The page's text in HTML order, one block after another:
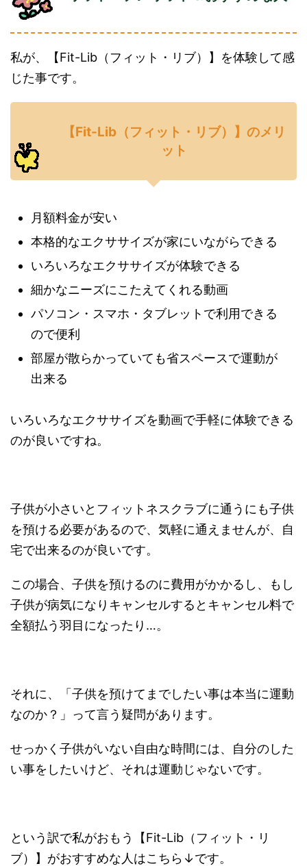
私が、【Fit-Lib（フィット・リブ）】を体験して感
じた事です。
【Fit-Lib（フィット・リブ）】のメリ
ット
月額料金が安い
本格的なエクササイズが家にいながらできる
いろいろなエクササイズが体験できる
細かなニーズにこたえてくれる動画
パソコン・スマホ・タブレットで利用できる
ので便利
部屋が散らかっていても省スペースで運動が
出来る
いろいろなエクササイズを動画で手軽に体験できる
のが良いですね。
子供が小さいとフィットネスクラブに通うにも子供
を預ける必要があるので、気軽に通えませんが、自
宅で出来るのが良いです。
この場合、子供を預けるのに費用がかかるし、もし
子供が病気になりキャンセルするとキャンセル料で
全額払う羽目になったり…。
それに、「子供を預けてまでしたい事は本当に運動
なのか？」って言う疑問があります。
せっかく子供がいない自由な時間には、自分のした
い事をしたいけど、それは運動じゃないです。
という訳で私がおもう【Fit-Lib（フィット・リ
ブ）】がおすすめな人はこちら↓です。